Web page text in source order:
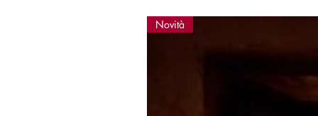
Novità